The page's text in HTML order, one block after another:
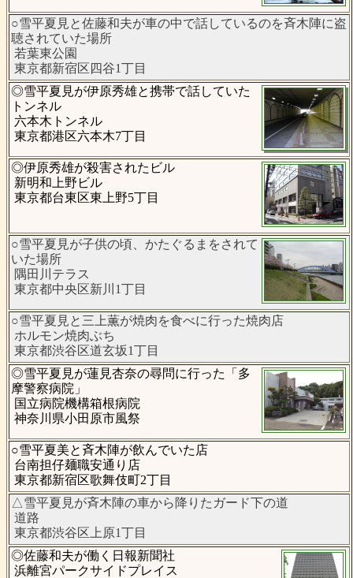
○雪平夏見と佐藤和夫が車の中で話しているのを斉木陣に盗
聴されていた場所
若葉東公園
東京都新宿区四谷1丁目
◎雪平夏見が伊原秀雄と携帯で話していた
トンネル
六本木トンネル
東京都港区六本木7丁目
◎伊原秀雄が殺害されたビル
新明和上野ビル
東京都台東区東上野5丁目
○雪平夏見が子供の頃、かたぐるまをされて
いた場所
隅田川テラス
東京都中央区新川1丁目
○雪平夏見と三上薫が焼肉を食べに行った焼肉店
ホルモン焼肉ぶち
東京都渋谷区道玄坂1丁目
◎雪平夏見が蓮見杏奈の尋問に行った「多
摩警察病院」
国立病院機構箱根病院
神奈川県小田原市風祭
○雪平夏美と斉木陣が飲んでいた店
台南担仔麺職安通り店
東京都新宿区歌舞伎町2丁目
△雪平夏見が斉木陣の車から降りたガード下の道
道路
東京都渋谷区上原1丁目
◎佐藤和夫が働く日報新聞社
浜離宮パークサイドプレイス